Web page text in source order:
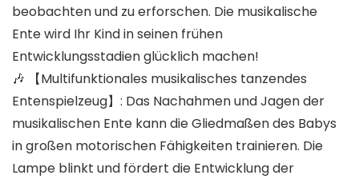
beobachten und zu erforschen. Die musikalische
Ente wird Ihr Kind in seinen frühen
Entwicklungsstadien glücklich machen!
🎶 【Multifunktionales musikalisches tanzendes
Entenspielzeug】: Das Nachahmen und Jagen der
musikalischen Ente kann die Gliedmaßen des Babys
in großen motorischen Fähigkeiten trainieren. Die
Lampe blinkt und fördert die Entwicklung der